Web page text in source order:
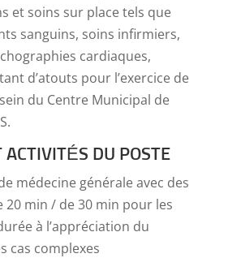
et soins sur place tels que
sanguins, soins infirmiers,
cardiaques,
d’atouts pour l’exercice de
du Centre Municipal de
ACTIVITÉS DU POSTE
médecine générale avec des
20 min / de 30 min pour les
à l’appréciation du
cas complexes